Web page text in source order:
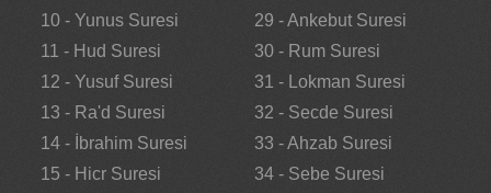
10 - Yunus Suresi
11 - Hud Suresi
12 - Yusuf Suresi
13 - Ra'd Suresi
14 - İbrahim Suresi
15 - Hicr Suresi
29 - Ankebut Suresi
30 - Rum Suresi
31 - Lokman Suresi
32 - Secde Suresi
33 - Ahzab Suresi
34 - Sebe Suresi